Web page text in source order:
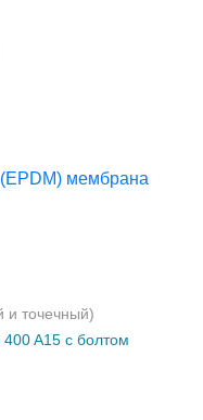
мембрана
и точечный)
A15 с болтом